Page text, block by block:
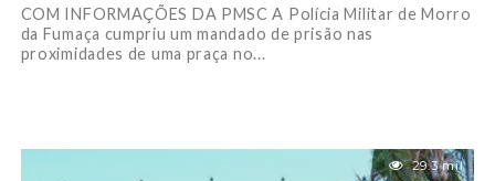
COM INFORMAÇÕES DA PMSC A Polícia Militar de Morro
da Fumaça cumpriu um mandado de prisão nas
proximidades de uma praça no...
29.3 mil